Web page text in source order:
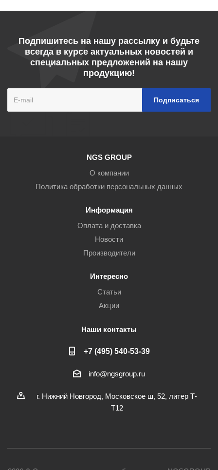
Подпишитесь на нашу рассылку и будьте
всегда в курсе актуальных новостей и
специальных предложений на нашу
продукцию!
NGS GROUP
О компании
Политика обработки персональных данных
Информация
Оплата и доставка
Новости
Производители
Интересно
Статьи
Акции
Наши контакты
+7 (495) 540-53-39
info@ngsgroup.ru
г. Нижний Новгород, Московское ш, 52, литер Т-
Т12